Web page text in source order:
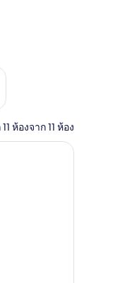
น้า ส.ค. 21 - ส.ค. 23
ห้องจาก 11 ห้อง
ภัยในห้องพัก, โต๊ะทำงาน, พื้น